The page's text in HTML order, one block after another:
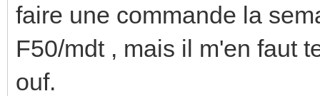
faire une commande la
F50/mdt , mais il m'en faut
ouf.